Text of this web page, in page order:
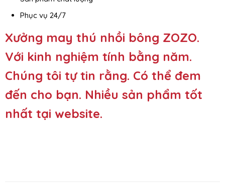
Phục vụ 24/7
Xưởng may thú nhồi bông ZOZO.
Với kinh nghiệm tính bằng năm.
Chúng tôi tự tin rằng. Có thể đem
đến cho bạn. Nhiều sản phẩm tốt
nhất tại website.